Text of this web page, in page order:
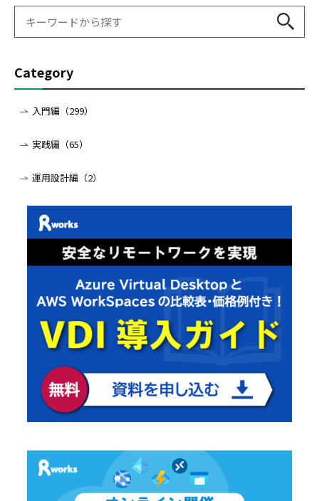
Category
入門編（299）
実践編（65）
運用設計編（2）